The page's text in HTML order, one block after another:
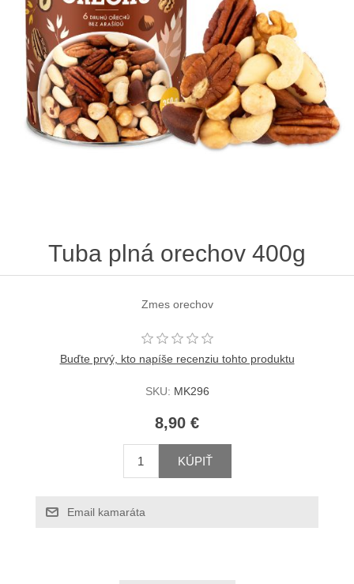
Tuba plná orechov 400g
Zmes orechov
Buďte prvý, kto napíše recenziu tohto produktu
SKU: MK296
8,90 €
KÚPIŤ
Email kamaráta